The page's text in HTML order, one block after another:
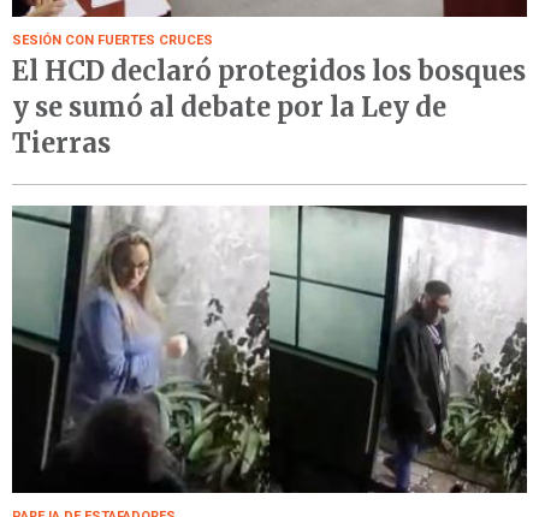
SESIÓN CON FUERTES CRUCES
El HCD declaró protegidos los bosques
y se sumó al debate por la Ley de
Tierras